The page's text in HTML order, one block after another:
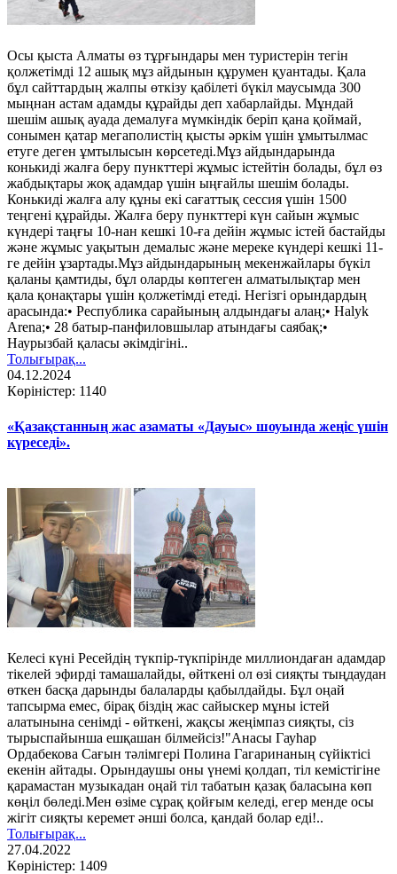
Осы қыста Алматы өз тұрғындары мен туристерін тегін
қолжетімді 12 ашық мұз айдынын құрумен қуантады. Қала
бұл сайттардың жалпы өткізу қабілеті бүкіл маусымда 300
мыңнан астам адамды құрайды деп хабарлайды. Мұндай
шешім ашық ауада демалуға мүмкіндік беріп қана қоймай,
сонымен қатар мегаполистің қысты әркім үшін ұмытылмас
етуге деген ұмтылысын көрсетеді.Мұз айдындарында
конькиді жалға беру пункттері жұмыс істейтін болады, бұл өз
жабдықтары жоқ адамдар үшін ыңғайлы шешім болады.
Конькиді жалға алу құны екі сағаттық сессия үшін 1500
теңгені құрайды. Жалға беру пункттері күн сайын жұмыс
күндері таңғы 10-нан кешкі 10-ға дейін жұмыс істей бастайды
және жұмыс уақытын демалыс және мереке күндері кешкі 11-
ге дейін ұзартады.Мұз айдындарының мекенжайлары бүкіл
қаланы қамтиды, бұл оларды көптеген алматылықтар мен
қала қонақтары үшін қолжетімді етеді. Негізгі орындардың
арасында:• Республика сарайының алдындағы алаң;• Halyk
Arena;• 28 батыр-панфиловшылар атындағы саябақ;•
Наурызбай қаласы әкімдігіні..
Толығырақ...
04.12.2024
Көріністер: 1140
«Қазақстанның жас азаматы «Дауыс» шоуында жеңіс үшін
күреседі».
Келесі күні Ресейдің түкпір-түкпірінде миллиондаған адамдар
тікелей эфирді тамашалайды, өйткені ол өзі сияқты тыңдаудан
өткен басқа дарынды балаларды қабылдайды. Бұл оңай
тапсырма емес, бірақ біздің жас сайыскер мұны істей
алатынына сенімді - өйткені, жақсы жеңімпаз сияқты, сіз
тырыспайынша ешқашан білмейсіз!"Анасы Гауһар
Ордабекова Сағын тәлімгері Полина Гагаринаның сүйіктісі
екенін айтады. Орындаушы оны үнемі қолдап, тіл кемістігіне
қарамастан музыкадан оңай тіл табатын қазақ баласына көп
көңіл бөледі.Мен өзіме сұрақ қойғым келеді, егер менде осы
жігіт сияқты керемет әнші болса, қандай болар еді!..
Толығырақ...
27.04.2022
Көріністер: 1409